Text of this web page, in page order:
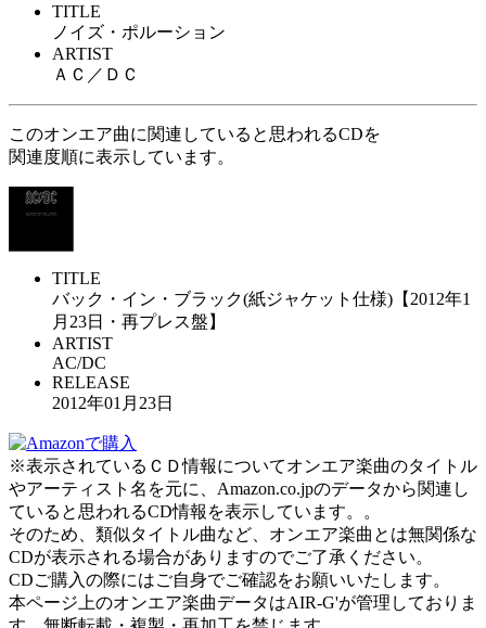
TITLE
ノイズ・ポルーション
ARTIST
ＡＣ／ＤＣ
このオンエア曲に関連していると思われるCDを
関連度順に表示しています。
TITLE
バック・イン・ブラック(紙ジャケット仕様)【2012年1
月23日・再プレス盤】
ARTIST
AC/DC
RELEASE
2012年01月23日
※表示されているＣＤ情報についてオンエア楽曲のタイトル
やアーティスト名を元に、Amazon.co.jpのデータから関連し
ていると思われるCD情報を表示しています。。
そのため、類似タイトル曲など、オンエア楽曲とは無関係な
CDが表示される場合がありますのでご了承ください。
CDご購入の際にはご自身でご確認をお願いいたします。
本ページ上のオンエア楽曲データはAIR-G'が管理しておりま